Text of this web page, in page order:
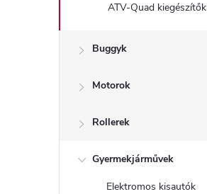
e
ATV-Quad kiegészítők
Buggyk
Motorok
Rollerek
Gyermekjárművek
Elektromos kisautók